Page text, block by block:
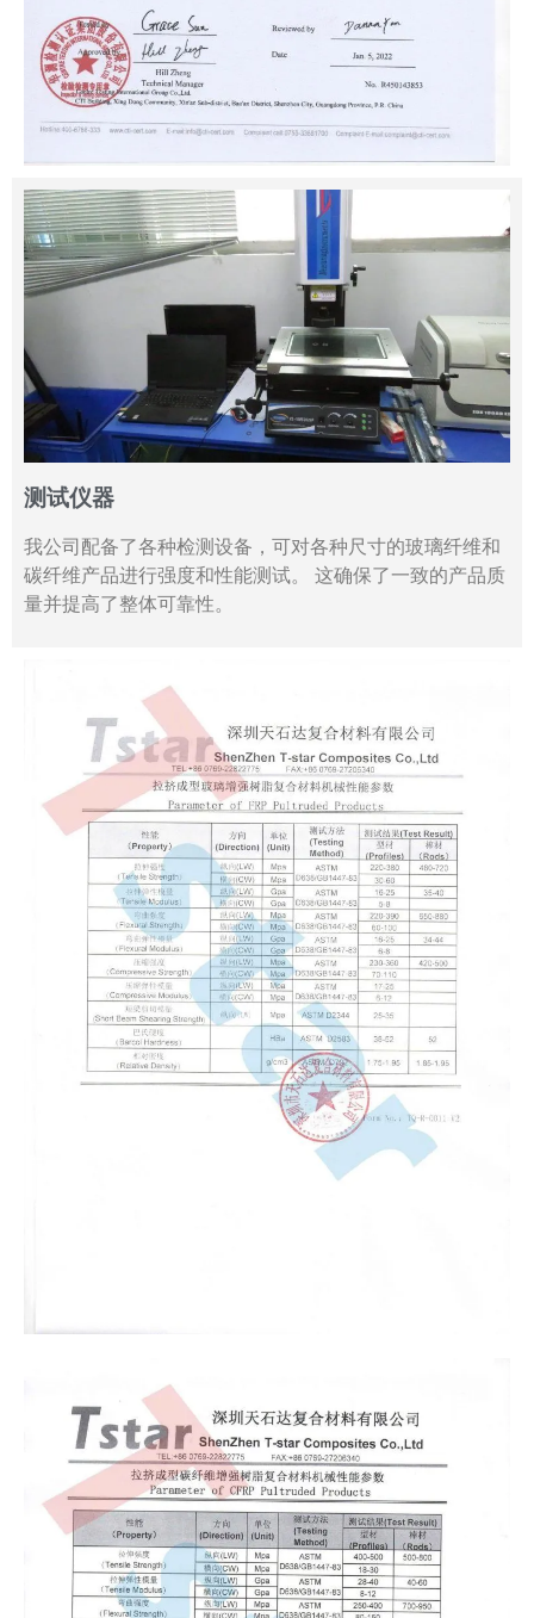
测试仪器
我公司配备了各种检测设备，可对各种尺寸的玻璃纤维和
碳纤维产品进行强度和性能测试。 这确保了一致的产品质
量并提高了整体可靠性。